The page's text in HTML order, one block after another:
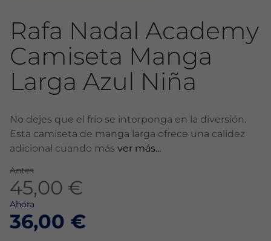
Rafa Nadal Academy
Camiseta Manga
Larga Azul Niña
No dejes que el frío se interponga en la diversión.
Esta camiseta de manga larga ofrece una calidez
adicional cuando más ver más...
Antes
45,00 €
Ahora
36,00 €